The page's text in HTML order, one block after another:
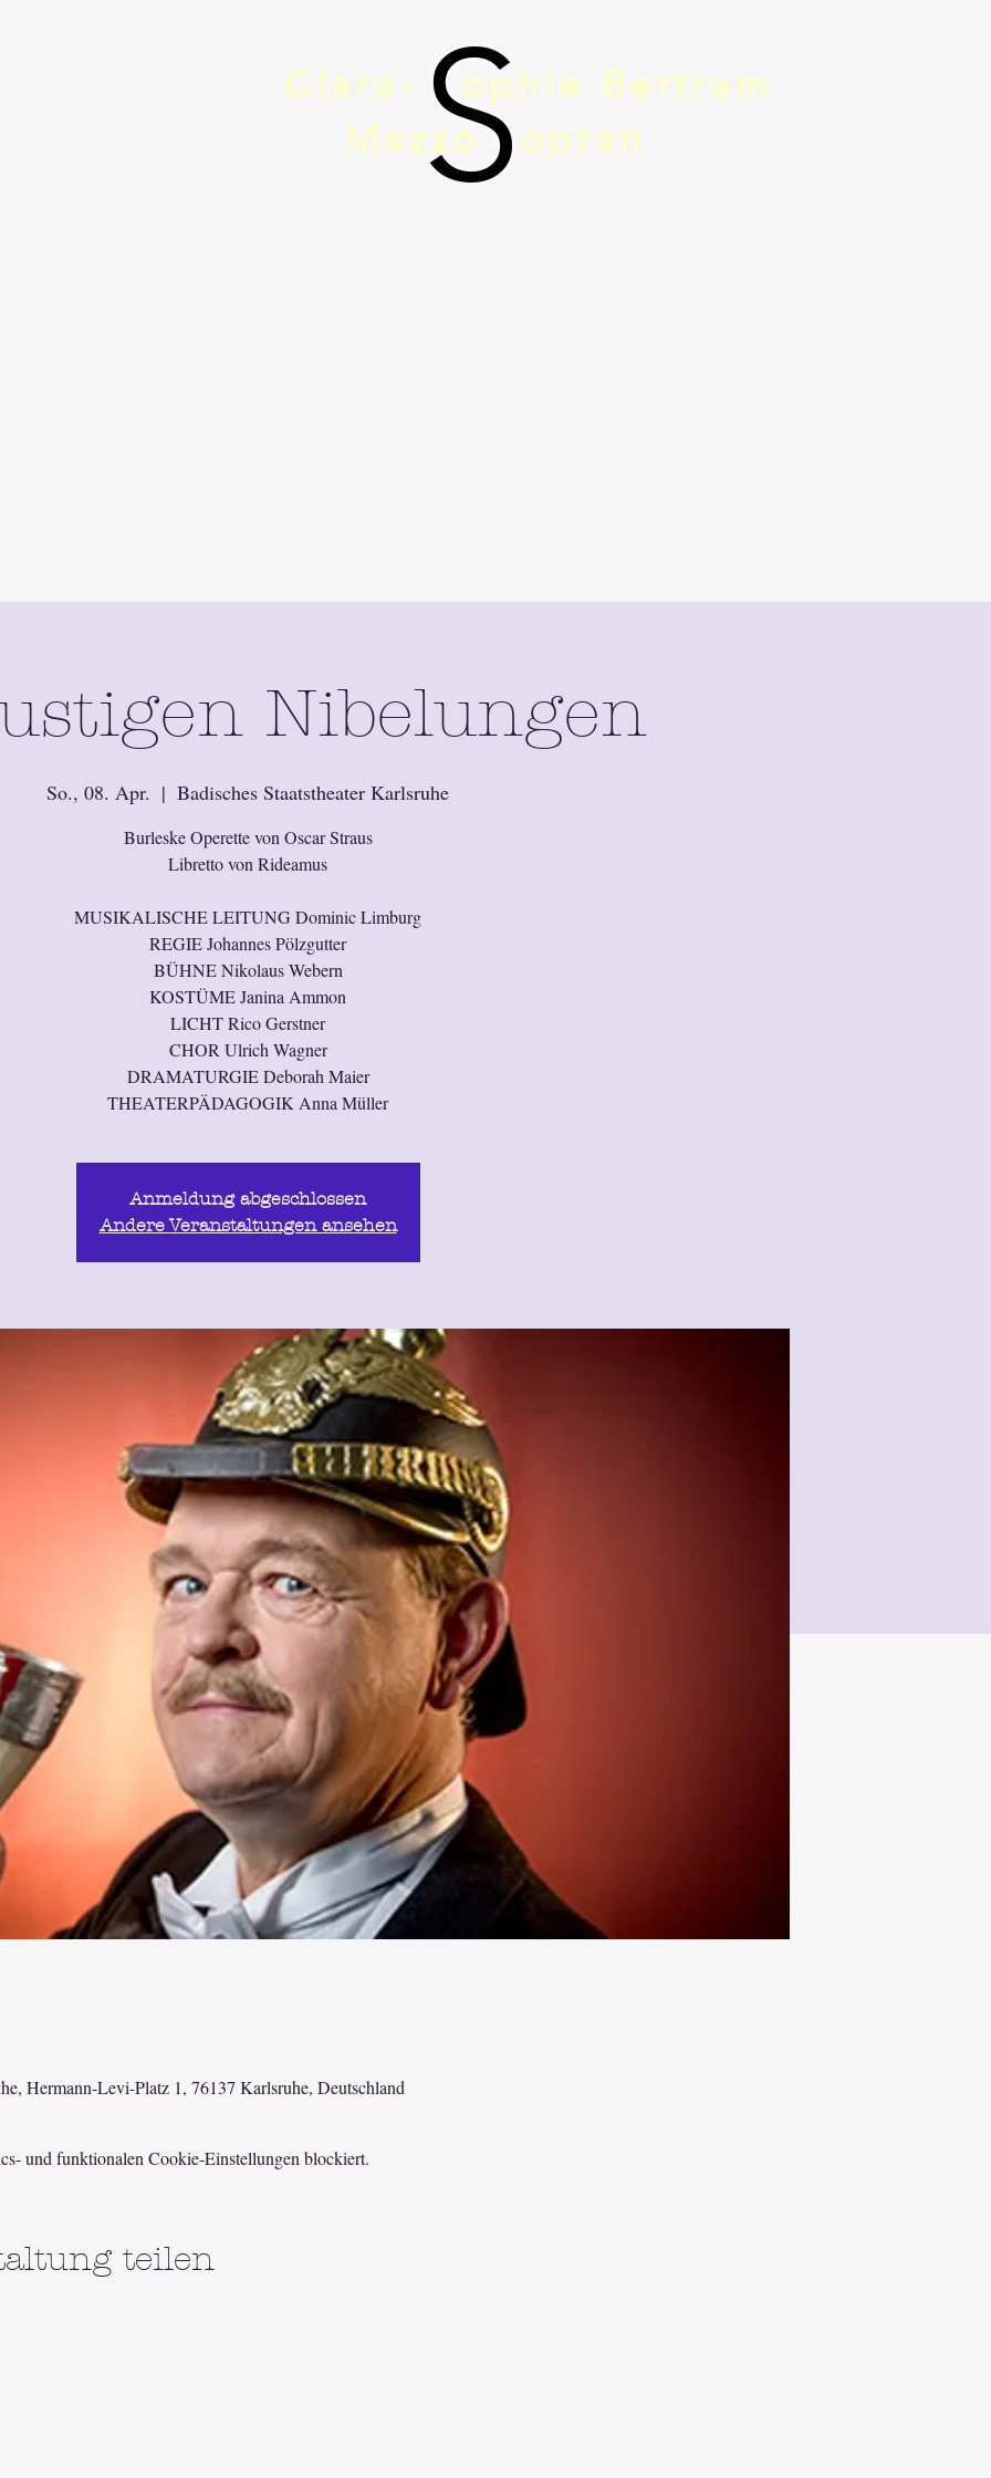
Clara- ophie Bertram
Sopran
Mezzo
Nibelungen
So., 08. Apr.
  |
Badisches Staatstheater Karlsruhe
Burleske Operette von Oscar Straus
Libretto von Rideamus
MUSIKALISCHE LEITUNG Dominic Limburg
REGIE Johannes Pölzgutter
BÜHNE Nikolaus Webern
KOSTÜME Janina Ammon
LICHT Rico Gerstner
CHOR Ulrich Wagner
DRAMATURGIE Deborah Maier
THEATERPÄDAGOGIK Anna Müller
Anmeldung abgeschlossen
Andere Veranstaltungen ansehen
Hermann-Levi-Platz 1, 76137 Karlsruhe, Deutschland
und funktionalen Cookie-Einstellungen blockiert.
teilen